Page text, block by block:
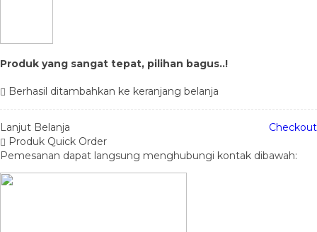
Produk yang sangat tepat, pilihan bagus..!
Berhasil ditambahkan ke keranjang belanja
Lanjut Belanja
Checkout
Produk Quick Order
Pemesanan dapat langsung menghubungi kontak dibawah: